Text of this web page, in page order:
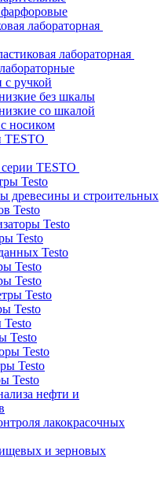
лабораторная
лабораторная
ручкой
без шкалы
со шкалой
носиком
TESTO
TESTO
Testo
древесины и строительных
Testo
Testo
Testo
Testo
Testo
Testo
Testo
Testo
Testo
Testo
Testo
Testo
нефти и
лакокрасочных
и зерновых